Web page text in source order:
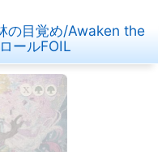
の目覚め/Awaken the
ールFOIL